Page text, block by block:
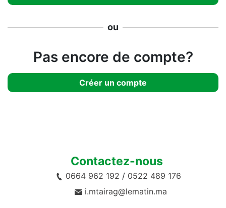
ou
Pas encore de compte?
Créer un compte
Contactez-nous
0664 962 192 / 0522 489 176
i.mtairag@lematin.ma